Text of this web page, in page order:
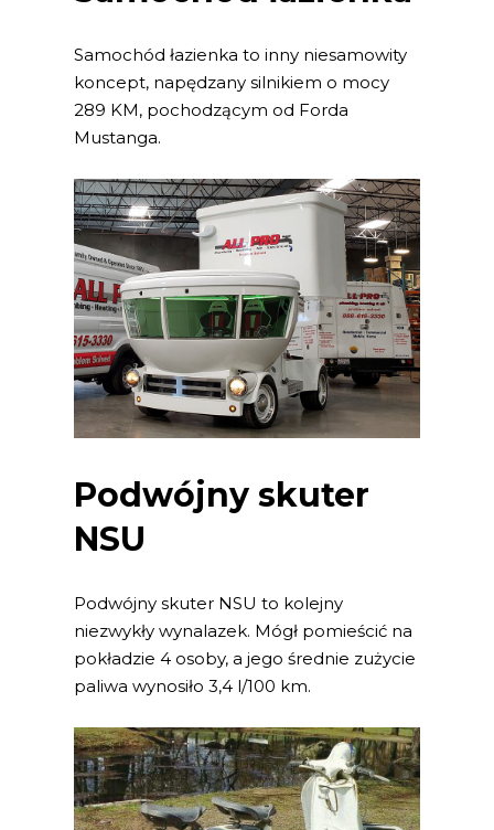
Samochód łazienka to inny niesamowity
koncept, napędzany silnikiem o mocy
289 KM, pochodzącym od Forda
Mustanga.
Podwójny skuter
NSU
Podwójny skuter NSU to kolejny
niezwykły wynalazek. Mógł pomieścić na
pokładzie 4 osoby, a jego średnie zużycie
paliwa wynosiło 3,4 l/100 km.